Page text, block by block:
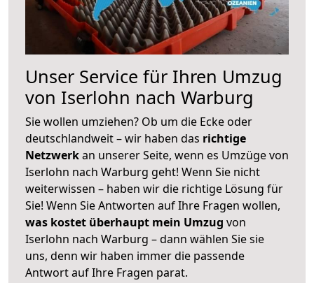
Unser Service für Ihren Umzug
von Iserlohn nach Warburg
Sie wollen umziehen? Ob um die Ecke oder
deutschlandweit – wir haben das richtige
Netzwerkan unserer Seite, wenn es Umzüge von
Iserlohn nach Warburg geht! Wenn Sie nicht
weiterwissen – haben wir die richtige Lösung für
Sie! Wenn Sie Antworten auf Ihre Fragen wollen,
was kostet überhaupt mein Umzug von
Iserlohn nach Warburg – dann wählen Sie sie
uns, denn wir haben immer die passende
Antwort auf Ihre Fragen parat.